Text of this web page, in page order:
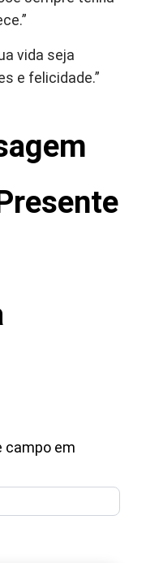
vida seja
e felicidade.”
campo em